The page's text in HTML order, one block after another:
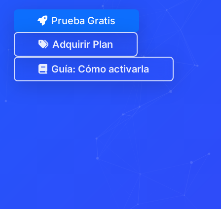
Prueba Gratis
Adquirir Plan
Guía: Cómo activarla